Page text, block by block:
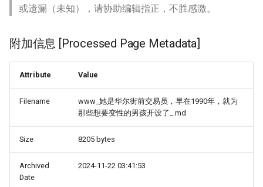
或遗漏（未知），请协助编辑指正，不胜感激。
附加信息 [Processed Page Metadata]
Attribute Value
Filename
www_她是华尔街前交易员，早在1990年，就为
那些想要变性的男孩开设了_.md
Size 8205 bytes
Archived
Date
2024-11-22 03:41:53